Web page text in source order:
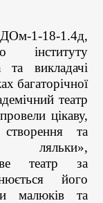
1-18-1.4д,
інституту
та викладачі
багаторічної
театр
цікаву,
створення та
ляльки»,
театр за
його
малюків та